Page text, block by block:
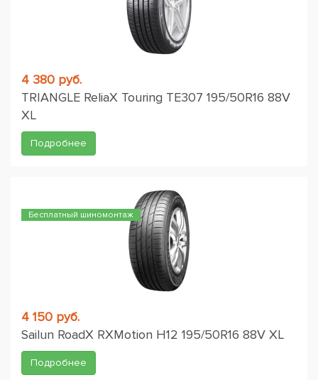
4 380 руб.
TRIANGLE ReliaX Touring TE307 195/50R16 88V
XL
Подробнее
Бесплатный шиномонтаж
4 150 руб.
Sailun RoadX RXMotion H12 195/50R16 88V XL
Подробнее